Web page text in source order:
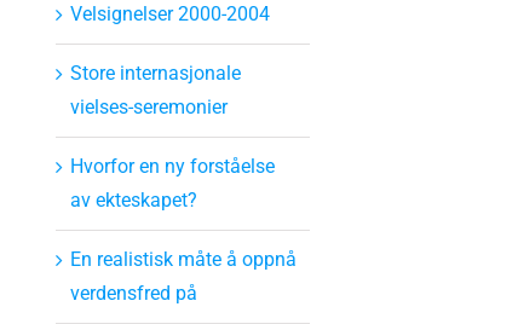
Velsignelser 2000-2004
Store internasjonale
vielses-seremonier
Hvorfor en ny forståelse
av ekteskapet?
En realistisk måte å oppnå
verdensfred på